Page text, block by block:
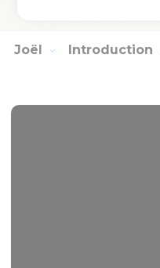
Joël Introduction